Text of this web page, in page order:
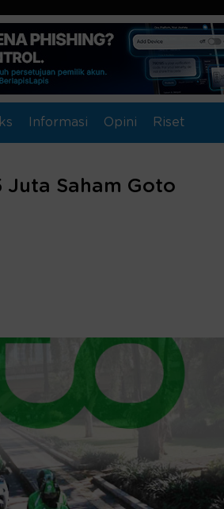
Informasi Opini Riset
Juta Saham Goto